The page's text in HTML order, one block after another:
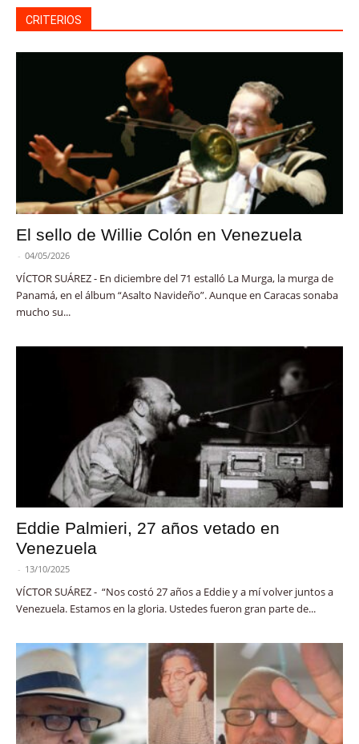
CRITERIOS
El sello de Willie Colón en Venezuela
- 04/05/2026
VÍCTOR SUÁREZ - En diciembre del 71 estalló La Murga, la murga de
Panamá, en el álbum “Asalto Navideño”. Aunque en Caracas sonaba
mucho su...
Eddie Palmieri, 27 años vetado en
Venezuela
- 13/10/2025
VÍCTOR SUÁREZ - “Nos costó 27 años a Eddie y a mí volver juntos a
Venezuela. Estamos en la gloria. Ustedes fueron gran parte de...